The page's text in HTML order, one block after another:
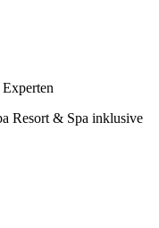
Resort & Spa inklusive